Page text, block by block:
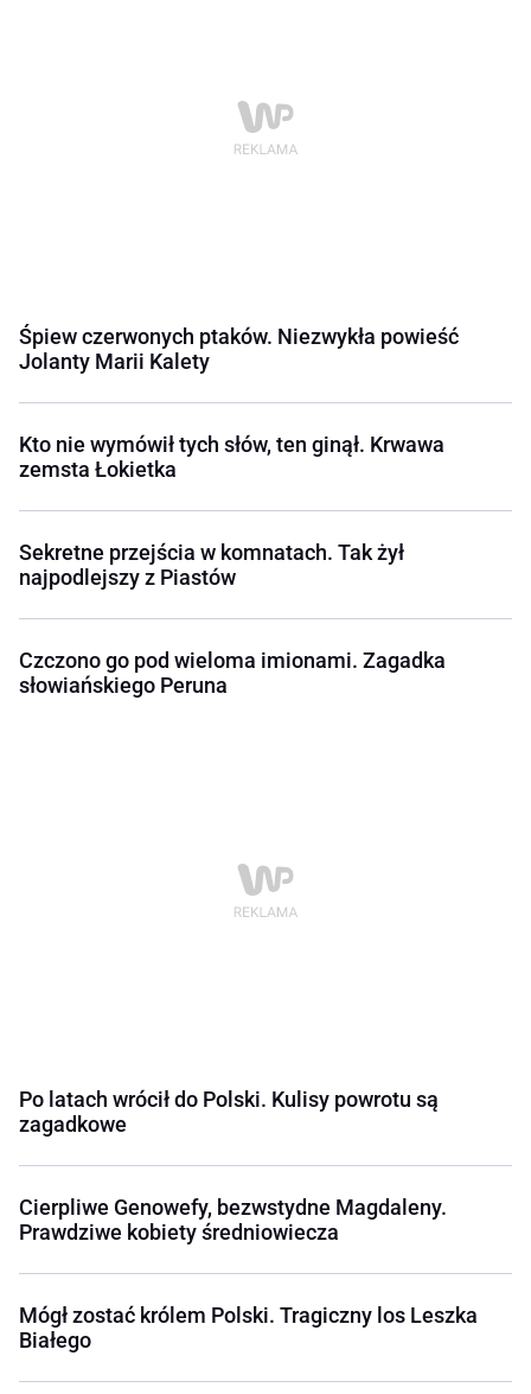
Śpiew czerwonych ptaków. Niezwykła powieść
Jolanty Marii Kalety
Kto nie wymówił tych słów, ten ginął. Krwawa
zemsta Łokietka
Sekretne przejścia w komnatach. Tak żył
najpodlejszy z Piastów
Czczono go pod wieloma imionami. Zagadka
słowiańskiego Peruna
Po latach wrócił do Polski. Kulisy powrotu są
zagadkowe
Cierpliwe Genowefy, bezwstydne Magdaleny.
Prawdziwe kobiety średniowiecza
Mógł zostać królem Polski. Tragiczny los Leszka
Białego